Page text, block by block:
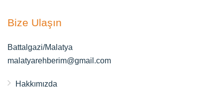
Bize Ulaşın
Battalgazi/Malatya
malatyarehberim@gmail.com
Hakkımızda